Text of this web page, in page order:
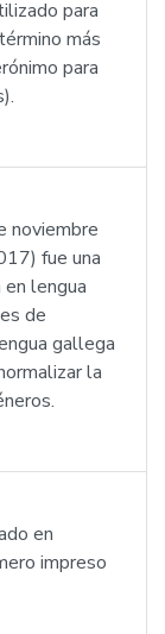
para
más
para
noviembre
fue una
lengua
de
gallega
la
en
impreso